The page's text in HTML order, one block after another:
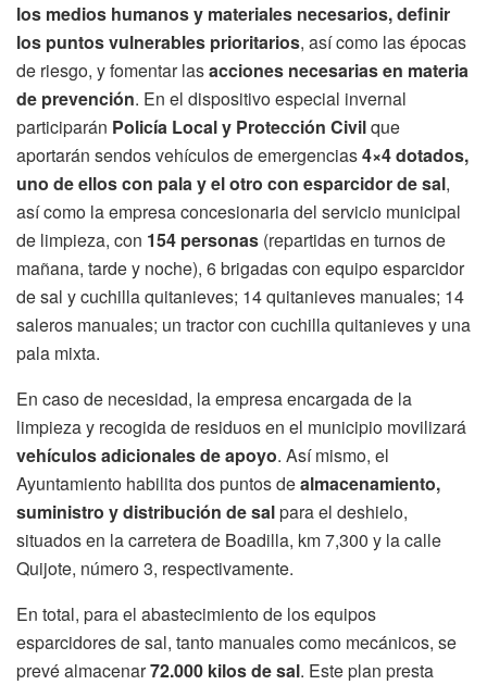
los medios humanos y materiales necesarios, definir
los puntos vulnerables prioritarios, así como las épocas
de riesgo, y fomentar lasacciones necesarias en materia
de prevención. En el dispositivo especial invernal
participarán Policía Local y Protección Civilque
aportarán sendos vehículos de emergencias4×4 dotados,
uno de ellos con pala y el otro con esparcidor de sal,
así como la empresa concesionaria del servicio municipal
de limpieza, con 154 personas (repartidas en turnos de
mañana, tarde y noche), 6 brigadas con equipo esparcidor
de sal y cuchilla quitanieves; 14 quitanieves manuales; 14
saleros manuales; un tractor con cuchilla quitanieves y una
pala mixta.
En caso de necesidad, la empresa encargada de la
limpieza y recogida de residuos en el municipio movilizará
vehículos adicionales de apoyo. Así mismo, el
Ayuntamiento habilita dos puntos dealmacenamiento,
suministro y distribución de salpara el deshielo,
situados en la carretera de Boadilla, km 7,300 y la calle
Quijote, número 3, respectivamente.
En total, para el abastecimiento de los equipos
esparcidores de sal, tanto manuales como mecánicos, se
prevé almacenar72.000 kilos de sal. Este plan presta